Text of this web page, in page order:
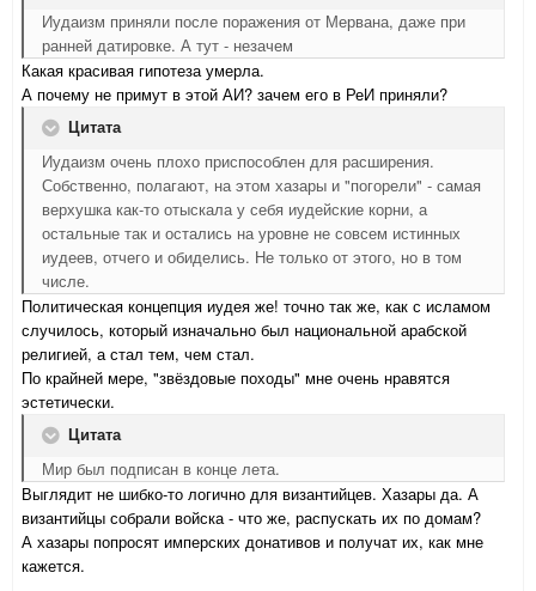
Иудаизм приняли после поражения от Мервана, даже при
ранней датировке. А тут - незачем
Какая красивая гипотеза умерла.
А почему не примут в этой АИ? зачем его в РеИ приняли?
Цитата
Иудаизм очень плохо приспособлен для расширения.
Собственно, полагают, на этом хазары и "погорели" - самая
верхушка как-то отыскала у себя иудейские корни, а
остальные так и остались на уровне не совсем истинных
иудеев, отчего и обиделись. Не только от этого, но в том
числе.
Политическая концепция иудея же! точно так же, как с исламом
случилось, который изначально был национальной арабской
религией, а стал тем, чем стал.
По крайней мере, "звёздовые походы" мне очень нравятся
эстетически.
Цитата
Мир был подписан в конце лета.
Выглядит не шибко-то логично для византийцев. Хазары да. А
византийцы собрали войска - что же, распускать их по домам?
А хазары попросят имперских донативов и получат их, как мне
кажется.